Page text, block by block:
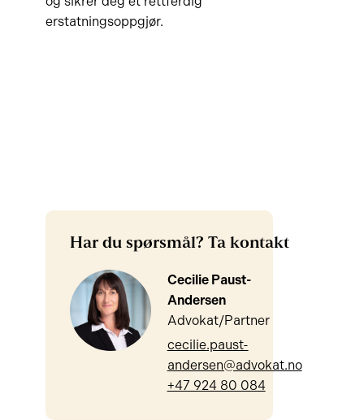
erstatningsoppgjør.
Har du spørsmål? Ta kontakt
Cecilie Paust-
Andersen
Advokat/Partner
cecilie.paust-
andersen@advokat.no
+47 924 80 084